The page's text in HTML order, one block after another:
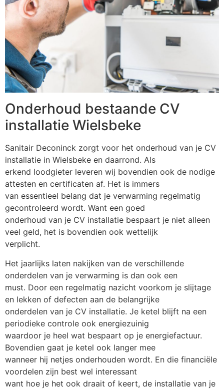
Onderhoud bestaande CV
installatie Wielsbeke
Sanitair Deconinck zorgt voor het onderhoud van je CV
installatie in Wielsbeke en daarrond. Als
erkend loodgieter leveren wij bovendien ook de nodige
attesten en certificaten af. Het is immers
van essentieel belang dat je verwarming regelmatig
gecontroleerd wordt. Want een goed
onderhoud van je CV installatie bespaart je niet alleen
veel geld, het is bovendien ook wettelijk
verplicht.
Het jaarlijks laten nakijken van de verschillende
onderdelen van je verwarming is dan ook een
must. Door een regelmatig nazicht voorkom je slijtage
en lekken of defecten aan de belangrijke
onderdelen van je CV installatie. Je ketel blijft na een
periodieke controle ook energiezuinig
waardoor je heel wat bespaart op je energiefactuur.
Bovendien gaat je ketel ook langer mee
wanneer hij netjes onderhouden wordt. En die financiële
voordelen zijn best wel interessant
want hoe je het ook draait of keert, de installatie van je